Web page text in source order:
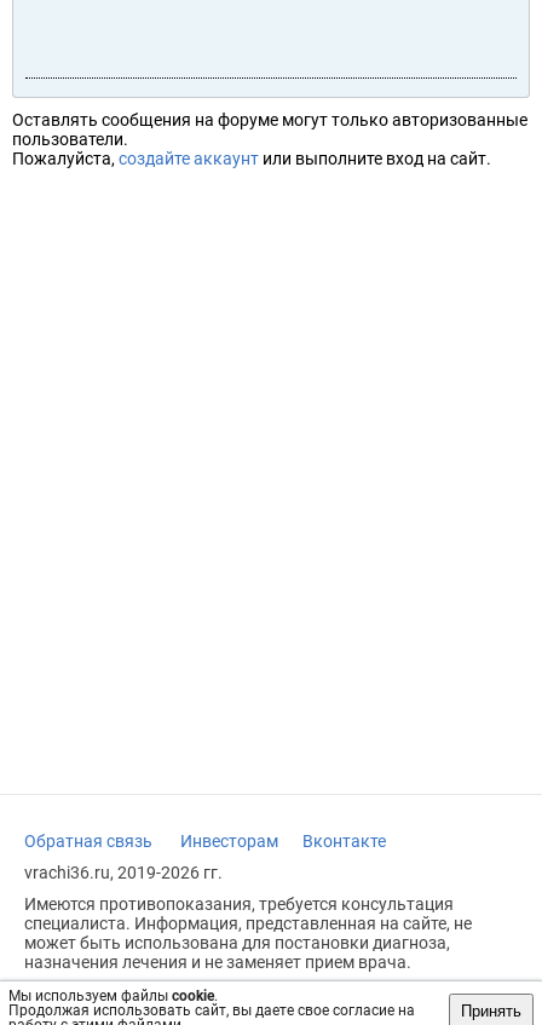
Мы используем файлы cookie.
Продолжая использовать сайт, вы даете свое согласие на
Принять
Оставлять сообщения на форуме могут только авторизованные
пользователи.
Пожалуйста, создайте аккаунт или выполните вход на сайт.
Обратная связь Инвесторам
Вконтакте
vrachi36.ru, 2019-2026 гг.
Имеются противопоказания, требуется консультация
специалиста. Информация, представленная на сайте, не
может быть использована для постановки диагноза,
назначения лечения и не заменяет прием врача.
Возрастное ограничение: 18+